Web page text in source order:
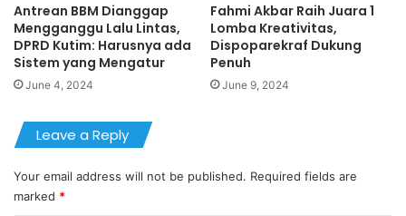
Antrean BBM Dianggap
Mengganggu Lalu Lintas,
DPRD Kutim: Harusnya ada
Sistem yang Mengatur
June 4, 2024
Fahmi Akbar Raih Juara 1
Lomba Kreativitas,
Dispoparekraf Dukung
Penuh
June 9, 2024
Leave a Reply
Your email address will not be published. Required fields are
marked *